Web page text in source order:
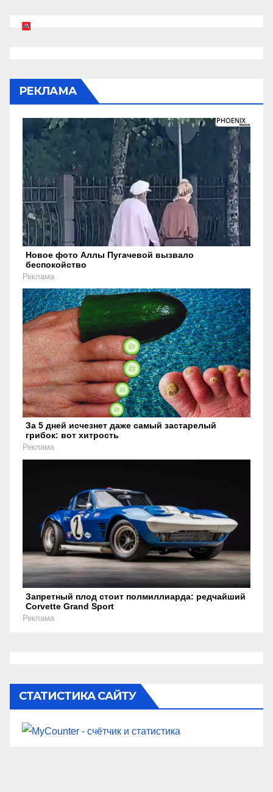
РЕКЛАМА
Новое фото Аллы Пугачевой вызвало
беспокойство
Реклама
За 5 дней исчезнет даже самый застарелый
грибок: вот хитрость
Реклама
Запретный плод стоит полмиллиарда: редчайший
Corvette Grand Sport
Реклама
СТАТИСТИКА САЙТУ